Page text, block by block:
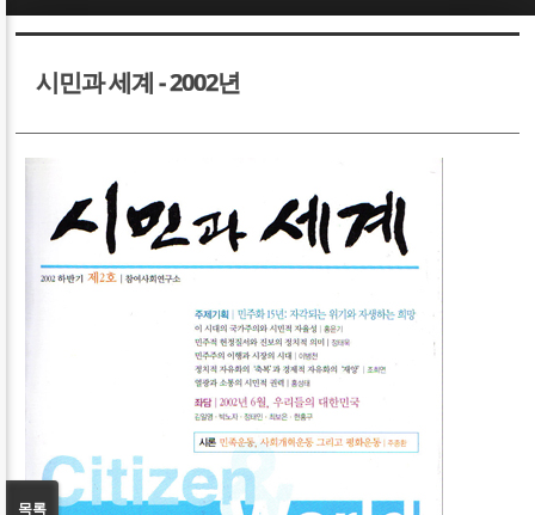
시민과 세계 - 2002년
목록
Sketchbook5, 스케치북5
Sketchbook5, 스케치북5
Sketchbook5, 스케치북5
Sketchbook5, 스케치북5